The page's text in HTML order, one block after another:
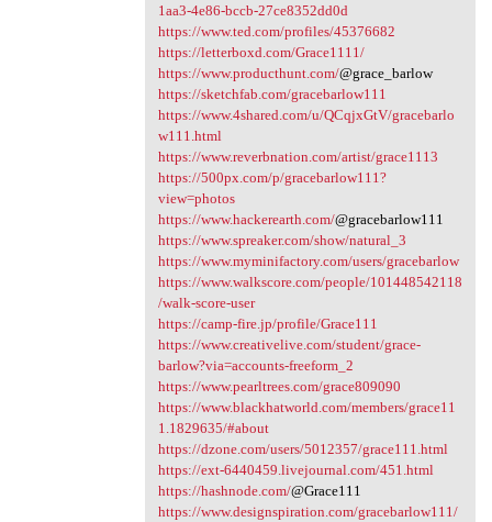
1aa3-4e86-bccb-27ce8352dd0d
https://www.ted.com/profiles/45376682
https://letterboxd.com/Grace1111/
https://www.producthunt.com/@grace_barlow
https://sketchfab.com/gracebarlow111
https://www.4shared.com/u/QCqjxGtV/gracebarlo
w111.html
https://www.reverbnation.com/artist/grace1113
https://500px.com/p/gracebarlow111?
view=photos
https://www.hackerearth.com/@gracebarlow111
https://www.spreaker.com/show/natural_3
https://www.myminifactory.com/users/gracebarlow
https://www.walkscore.com/people/101448542118
/walk-score-user
https://camp-fire.jp/profile/Grace111
https://www.creativelive.com/student/grace-
barlow?via=accounts-freeform_2
https://www.pearltrees.com/grace809090
https://www.blackhatworld.com/members/grace11
1.1829635/#about
https://dzone.com/users/5012357/grace111.html
https://ext-6440459.livejournal.com/451.html
https://hashnode.com/@Grace111
https://www.designspiration.com/gracebarlow111/